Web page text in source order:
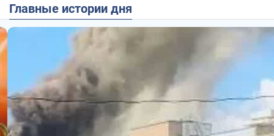
Главные истории дня